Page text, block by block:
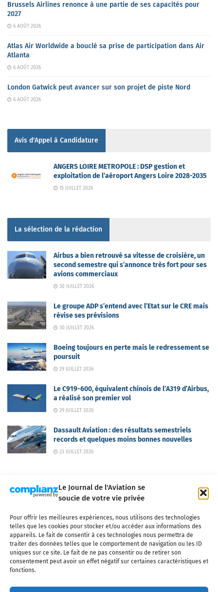
Le Journal de l'Aviation se
soucie de votre vie privée
Pour offrir les meilleures expériences, nous utilisons des technologies
telles que les cookies pour stocker et/ou accéder aux informations des
appareils. Le fait de consentir à ces technologies nous permettra de
traiter des données telles que le comportement de navigation ou les ID
uniques sur ce site. Le fait de ne pas consentir ou de retirer son
consentement peut avoir un effet négatif sur certaines caractéristiques et
fonctions.
Brussels Airlines renonce à une partie de ses capacités pour
2027
6 AOÛT 2026
Atlas Air Worldwide a bouclé sa prise de participation dans Air
Atlanta
6 AOÛT 2026
London Gatwick peut avancer sur son projet de piste Nord
6 AOÛT 2026
Avis d'Appel à Candidature
ANGERS LOIRE METROPOLE : DSP gestion et
exploitation de l’aéroport Angers Loire 2028-2035
15 JUILLET 2026
La sélection de la rédaction
Airbus a bien retrouvé sa vitesse de croisière, un
second semestre qui s’annonce très fort pour ses
avions commerciaux
30 JUILLET 2026
Le groupe ADP s’entend avec l’Etat sur le CRE mais
révise ses prévisions
30 JUILLET 2026
Boeing toujours en perte mais le redressement se
poursuit
29 JUILLET 2026
Le C919-600, équivalent chinois de l’A319 d’Airbus,
a réalisé son premier vol
29 JUILLET 2026
Dassault Aviation : des résultats semestriels
records et quelques moins bonnes nouvelles
23 JUILLET 2026
Qui sommes-nous ? Nous contacter
Partenaires
Mentions légales
CGV Politique de confidentialité Cookies